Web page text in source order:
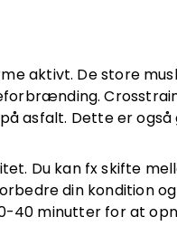
aktivt. De store
asfalt. Dette er også
Du kan fx skifte
din kondition
40 minutter for at